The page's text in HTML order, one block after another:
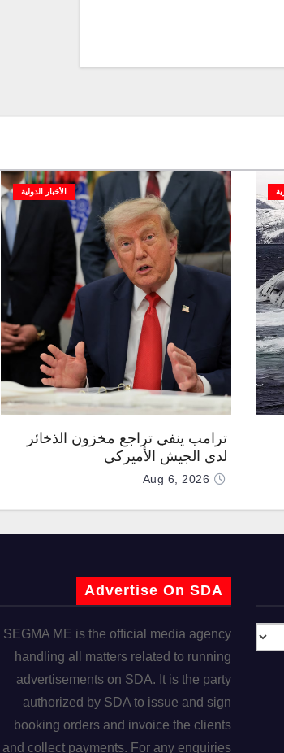
الأخبار الدولية
ترامب ينفي تراجع مخزون الذخائر
لدى الجيش الأميركي
Aug 6, 2026
Advertise On SDA
SEGMA ME is the official media agency
handling all matters related to running
advertisements on SDA. It is the party
authorized by SDA to issue and sign
booking orders and invoice the clients
and collect payments. For any enquiries